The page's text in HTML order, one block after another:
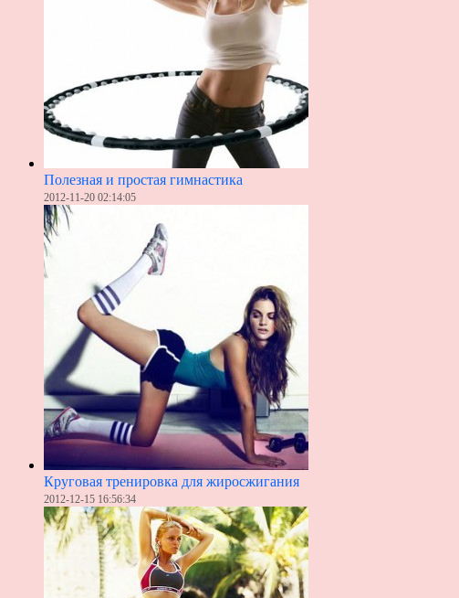
Полезная и простая гимнастика
2012-11-20 02:14:05
Круговая тренировка для жиросжигания
2012-12-15 16:56:34